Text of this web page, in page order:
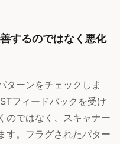
するのではなく悪化
ターンをチェックしま
フィードバックを受け
のではなく、スキャナー
す。フラグされたパター